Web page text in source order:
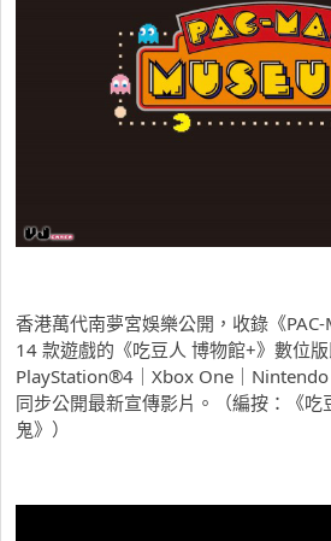
香港萬代南夢宮娛樂公開，收錄《
14 款遊戲的《吃豆人 博物館+》數位
PlayStation®4｜Xbox One｜Nintendo
同步公開最新宣傳影片。（編按：《吃
鬼》）